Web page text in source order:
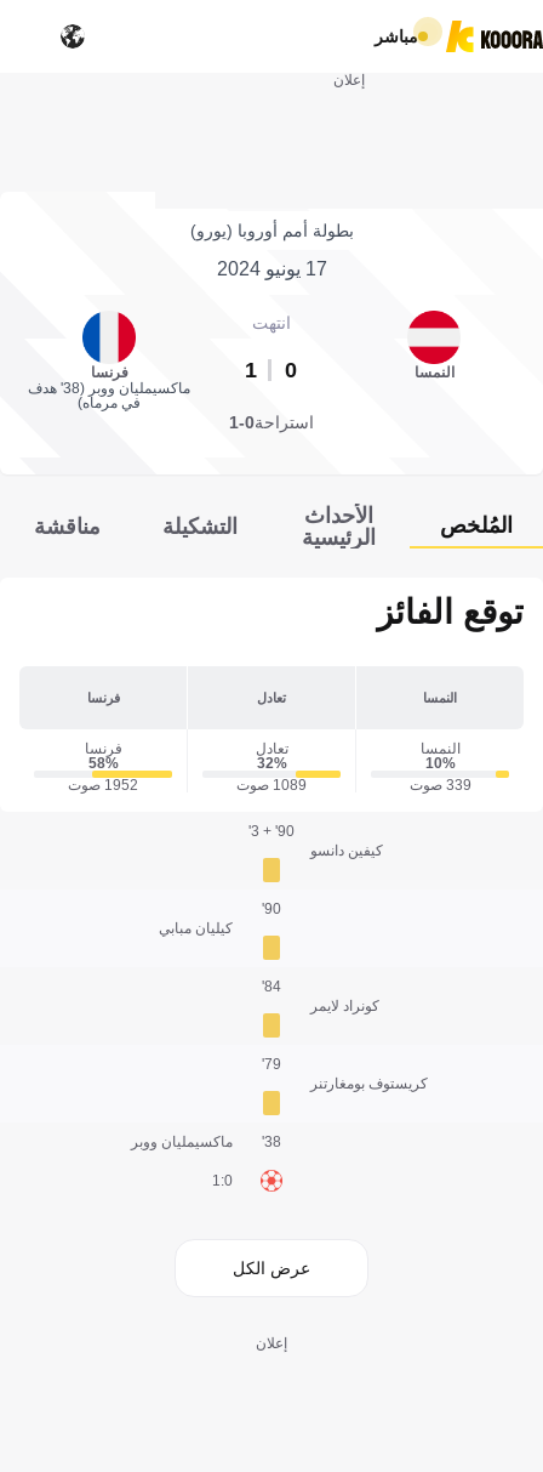
مباشر
إعلان
بطولة أمم أوروبا (يورو)
17 يونيو 2024
النمسا
انتهت
0
1
فرنسا
ماكسيمليان ووبر (38' هدف
في مرماه)
استراحة0-1
المُلخص
الأحداث
الرئيسية
التشكيلة مناقشة
توقع الفائز
النمسا تعادل فرنسا
النمسا
10‎%‎
339 صوت
تعادل
32‎%‎
1089 صوت
فرنسا
58‎%‎
1952 صوت
كيفين دانسو
90' + 3'
كيليان مبابي
90'
كونراد لايمر
84'
كريستوف بومغارتنر
79'
ماكسيمليان ووبر
0:1
38'
عرض الكل
إعلان